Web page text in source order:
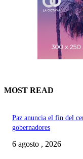
MOST READ
Paz anuncia el fin del
gobernadores
6 agosto , 2026